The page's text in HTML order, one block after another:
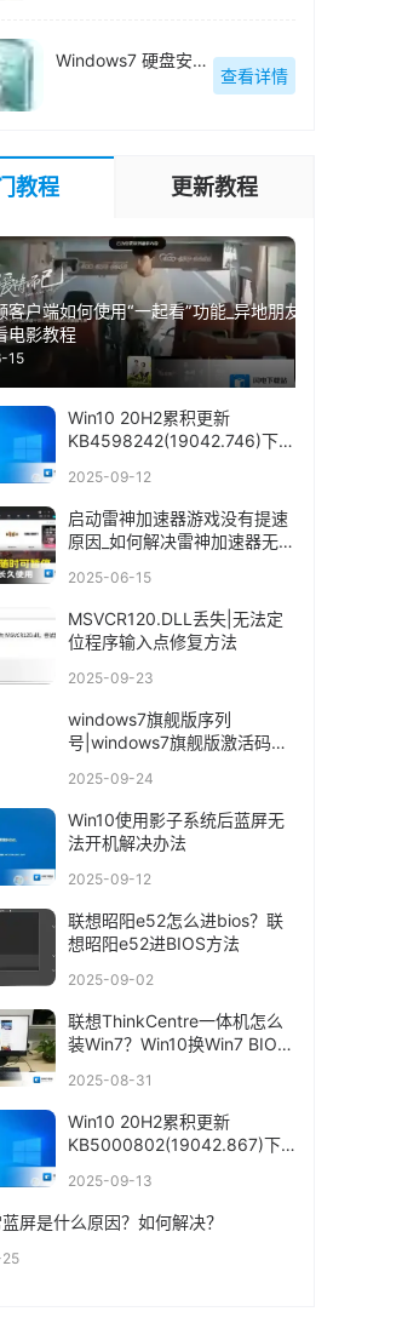
Windows7 硬盘安装工具绿色版-v1.2.0.62
查看详情
教程 更新教程
客户端如何使用“一起看”功能_异地朋友
电影教程
15
Win10 20H2累积更新
KB4598242(19042.746)下载
2025-09-12
启动雷神加速器游戏没有提速
原因_如何解决雷神加速器无法
2025-06-15
MSVCR120.DLL丢失|无法定
位程序输入点修复方法
2025-09-23
windows7旗舰版序列
号|windows7旗舰版激活码
2025-09-24
Win10使用影子系统后蓝屏无
法开机解决办法
2025-09-12
联想昭阳e52怎么进bios？联
想昭阳e52进BIOS方法
2025-09-02
联想ThinkCentre一体机怎么
装Win7？Win10换Win7 BIOS
2025-08-31
Win10 20H2累积更新
KB5000802(19042.867)下
2025-09-13
屏是什么原因？如何解决？